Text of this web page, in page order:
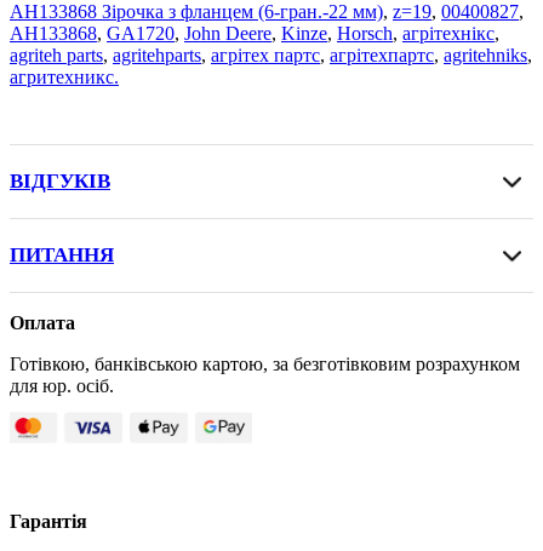
AH133868 Зірочка з фланцем (6-гран.-22 мм), z=19, 00400827,
AH133868, GA1720, John Deere, Kinze, Horsch, агрітехнікс,
agriteh parts, agritehparts, агрітех партс, агрітехпартс, agritehniks,
агритехникс.
ВІДГУКІВ
ПИТАННЯ
Оплата
Готівкою, банківською картою, за безготівковим розрахунком
для юр. осіб.
Гарантія